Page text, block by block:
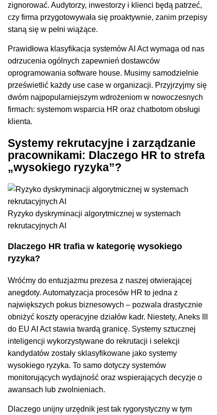
zignorować. Audytorzy, inwestorzy i klienci będą patrzeć,
czy firma przygotowywała się proaktywnie, zanim przepisy
staną się w pełni wiążące.
Prawidłowa klasyfikacja systemów AI Act wymaga od nas
odrzucenia ogólnych zapewnień dostawców
oprogramowania software house. Musimy samodzielnie
prześwietlić każdy use case w organizacji. Przyjrzyjmy się
dwóm najpopularniejszym wdrożeniom w nowoczesnych
firmach: systemom wsparcia HR oraz chatbotom obsługi
klienta.
Systemy rekrutacyjne i zarządzanie
pracownikami: Dlaczego HR to strefa
„wysokiego ryzyka”?
Ryzyko dyskryminacji algorytmicznej w systemach
rekrutacyjnych AI
Dlaczego HR trafia w kategorię wysokiego
ryzyka?
Wróćmy do entuzjazmu prezesa z naszej otwierającej
anegdoty. Automatyzacja procesów HR to jedna z
największych pokus biznesowych – pozwala drastycznie
obniżyć koszty operacyjne działów kadr. Niestety, Aneks III
do EU AI Act stawia twardą granicę. Systemy sztucznej
inteligencji wykorzystywane do rekrutacji i selekcji
kandydatów zostały sklasyfikowane jako systemy
wysokiego ryzyka. To samo dotyczy systemów
monitorujących wydajność oraz wspierających decyzje o
awansach lub zwolnieniach.
Dlaczego unijny urzędnik jest tak rygorystyczny w tym